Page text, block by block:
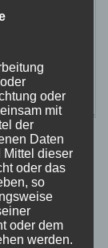
oder
mit
der
Daten
dieser
oder das
so
oder dem
werden.